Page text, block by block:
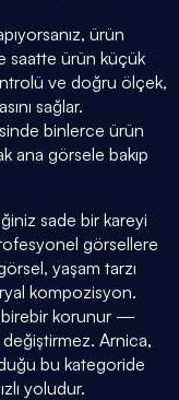
ürün
saatte ürün küçük
ve doğru ölçek,
sağlar.
binlerce ürün
ana görsele bakıp
sade bir kareyi
görsellere
yaşam tarzı
kompozisyon.
birebir korunur —
Arnica,
bu kategoride
yoludur.